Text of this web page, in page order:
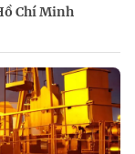
Chí Minh